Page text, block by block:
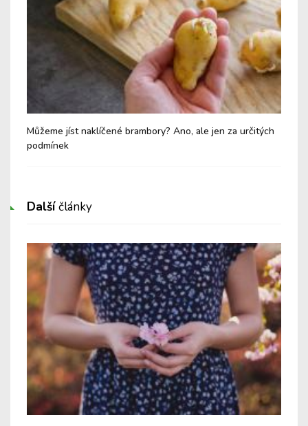
Můžeme jíst naklíčené brambory? Ano, ale jen za určitých
podmínek
Dalšíčlánky